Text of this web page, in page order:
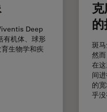
Deep
有机体、球形
生物学和疾
斑
然
在
间
的
乎